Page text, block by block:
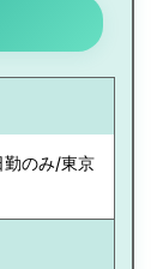
のみ/東京